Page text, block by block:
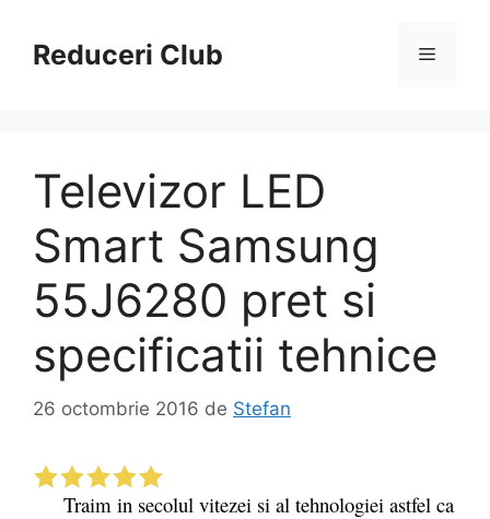
conținutReduceri Club Meniu
Televizor LED
Smart Samsung
55J6280 pret si
specificatii tehnice
26 octombrie 2016 de Stefan
Traim in secolul vitezei si al tehnologiei astfel ca